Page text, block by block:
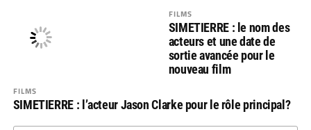
FILMS
SIMETIERRE : le nom des
acteurs et une date de
sortie avancée pour le
nouveau film
FILMS
SIMETIERRE : l’acteur Jason Clarke pour le rôle principal?